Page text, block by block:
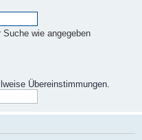
wie angegeben
Übereinstimmungen.